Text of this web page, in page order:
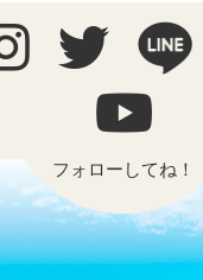
フォローしてね！